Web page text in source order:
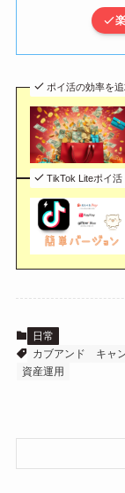
ポイ活の効率を
TikTok Liteポイ活
日常
カブアンド
キャ
資産運用